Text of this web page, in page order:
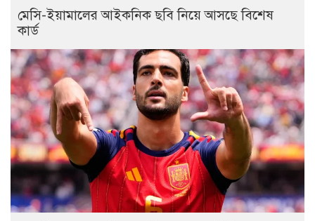
মেসি-ইয়ামালের আইকনিক ছবি নিয়ে আসছে বিশেষ
কার্ড